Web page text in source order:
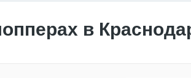
Вакансии
FAQ
головных уборах
Печать на
Печать
Спецодежда
Рабочая
в